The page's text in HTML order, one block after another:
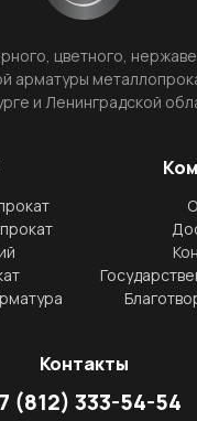
цветного,
арматуры
и Ленинградской
Контакты
(812) 333-54-54